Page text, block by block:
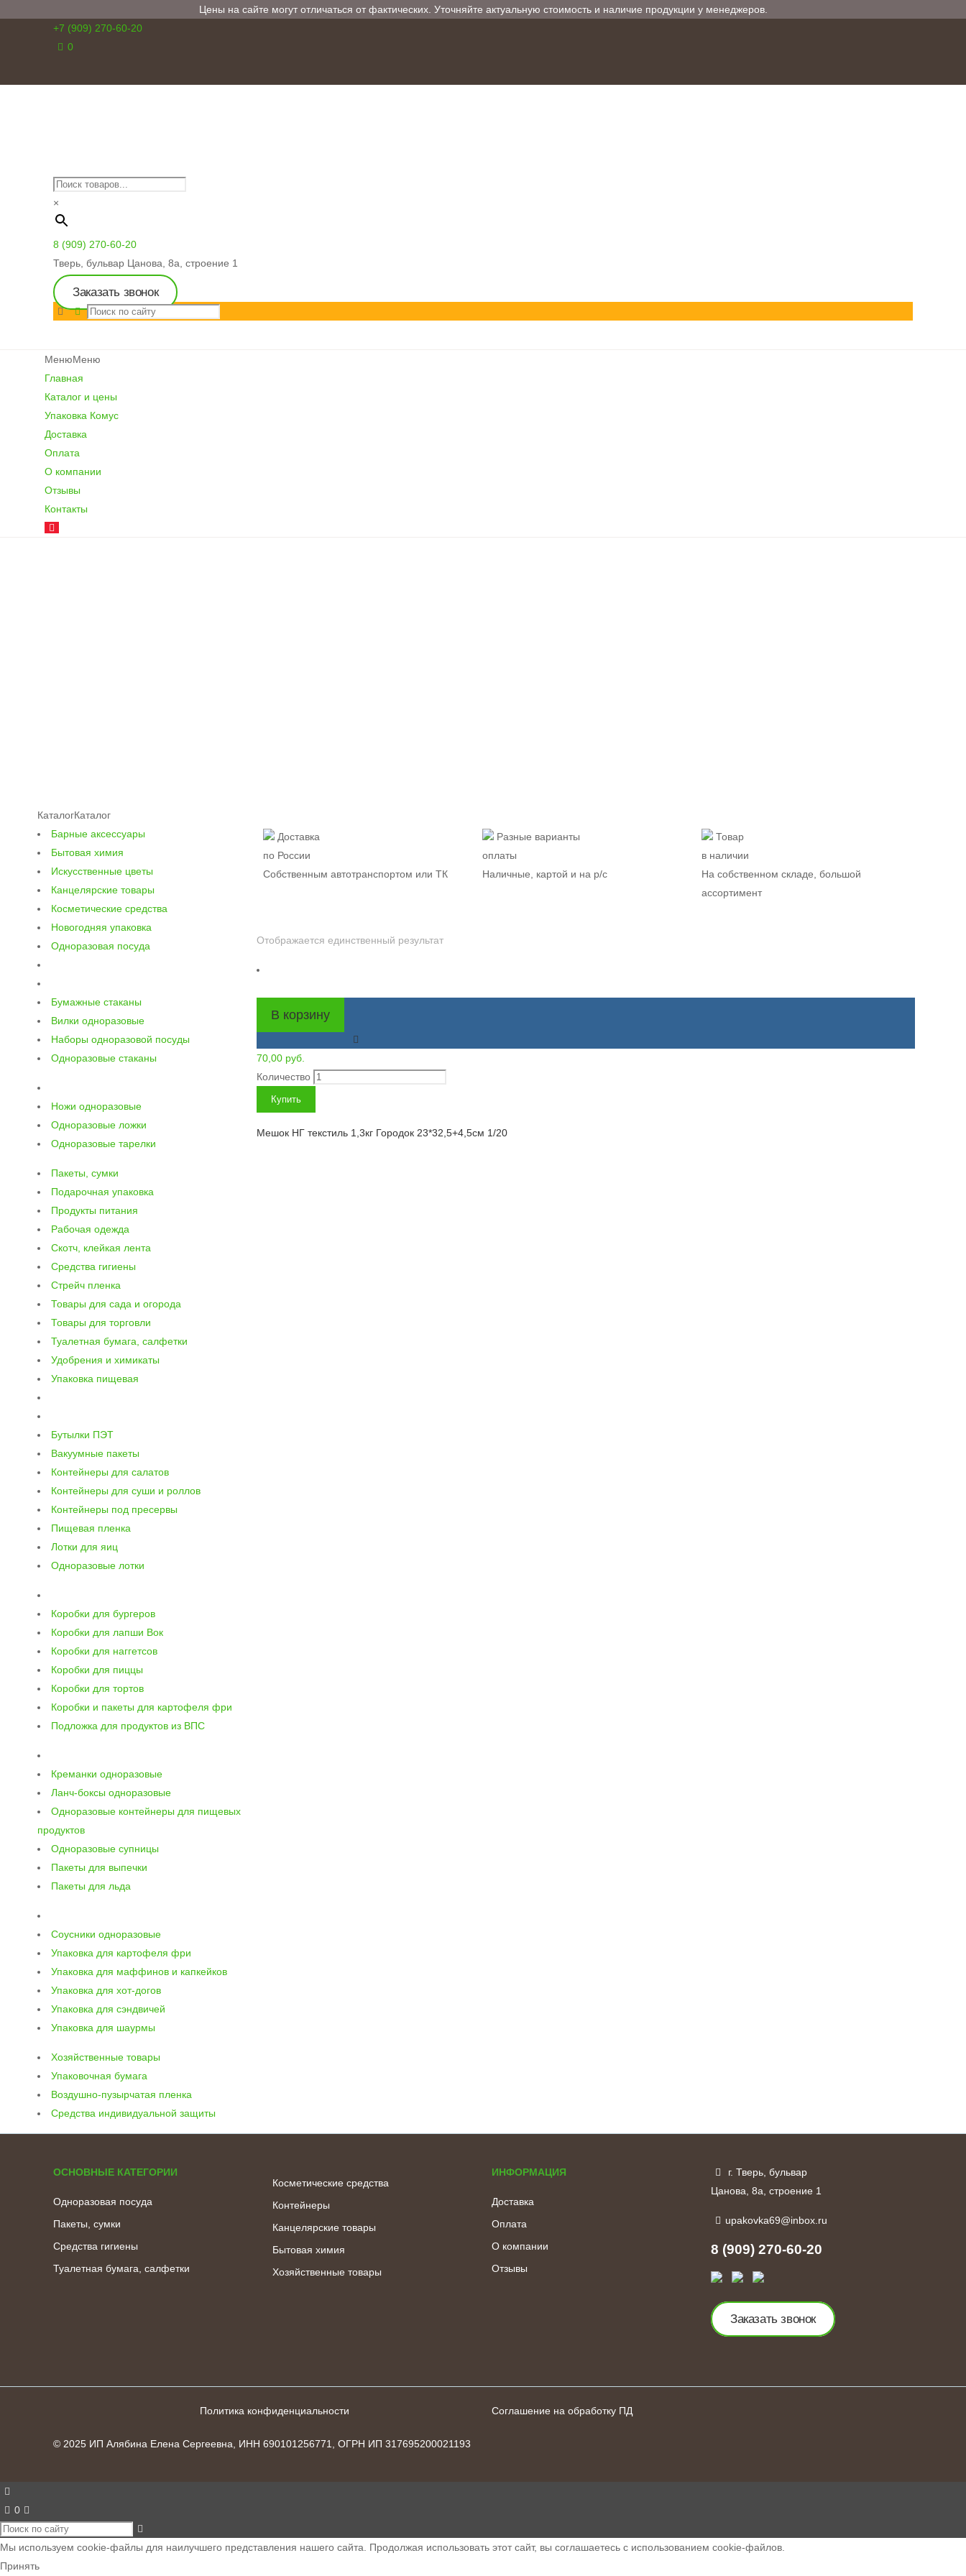
Цены на сайте могут отличаться от фактических. Уточняйте актуальную стоимость и наличие продукции у менеджеров.
+7 (909) 270-60-20
0
×
8 (909) 270-60-20
Тверь, бульвар Цанова, 8а, строение 1
Заказать звонок
МенюМеню
Главная
Каталог и цены
Упаковка Комус
Доставка
Оплата
О компании
Отзывы
Контакты
Доставка
по России
Собственным автотранспортом или ТК
Разные варианты
оплаты
Наличные, картой и на р/c
Товар
в наличии
На собственном складе, большой
ассортимент
Отображается единственный результат
В корзину
70,00руб.
Количество
Купить
Мешок НГ текстиль 1,3кг Городок 23*32,5+4,5см 1/20
КаталогКаталог
Барные аксессуары
Бытовая химия
Искусственные цветы
Канцелярские товары
Косметические средства
Новогодняя упаковка
Одноразовая посуда
Бумажные стаканы
Вилки одноразовые
Наборы одноразовой посуды
Одноразовые стаканы
Ножи одноразовые
Одноразовые ложки
Одноразовые тарелки
Пакеты, сумки
Подарочная упаковка
Продукты питания
Рабочая одежда
Скотч, клейкая лента
Средства гигиены
Стрейч пленка
Товары для сада и огорода
Товары для торговли
Туалетная бумага, салфетки
Удобрения и химикаты
Упаковка пищевая
Бутылки ПЭТ
Вакуумные пакеты
Контейнеры для салатов
Контейнеры для суши и роллов
Контейнеры под пресервы
Пищевая пленка
Лотки для яиц
Одноразовые лотки
Коробки для бургеров
Коробки для лапши Вок
Коробки для наггетсов
Коробки для пиццы
Коробки для тортов
Коробки и пакеты для картофеля фри
Подложка для продуктов из ВПС
Креманки одноразовые
Ланч-боксы одноразовые
Одноразовые контейнеры для пищевых
продуктов
Одноразовые супницы
Пакеты для выпечки
Пакеты для льда
Соусники одноразовые
Упаковка для картофеля фри
Упаковка для маффинов и капкейков
Упаковка для хот-догов
Упаковка для сэндвичей
Упаковка для шаурмы
Хозяйственные товары
Упаковочная бумага
Воздушно-пузырчатая пленка
Средства индивидуальной защиты
ОСНОВНЫЕ КАТЕГОРИИ
Одноразовая посуда
Пакеты, сумки
Средства гигиены
Туалетная бумага, салфетки
Косметические средства
Контейнеры
Канцелярские товары
Бытовая химия
Хозяйственные товары
ИНФОРМАЦИЯ
Доставка
Оплата
О компании
Отзывы
г. Тверь, бульвар
Цанова, 8а, строение 1
upakovka69@inbox.ru
8 (909) 270-60-20
Заказать звонок
Политика конфиденциальности Соглашение на обработку ПД
© 2025 ИП Алябина Елена Сергеевна, ИНН 690101256771, ОГРН ИП 317695200021193
0
Мы используем cookie-файлы для наилучшего представления нашего сайта. Продолжая использовать этот сайт, вы соглашаетесь с использованием cookie-файлов.
Принять